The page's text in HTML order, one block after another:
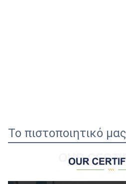
Το πιστοποιητικό μας